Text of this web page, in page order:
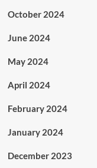
October 2024
June 2024
May 2024
April 2024
February 2024
January 2024
December 2023